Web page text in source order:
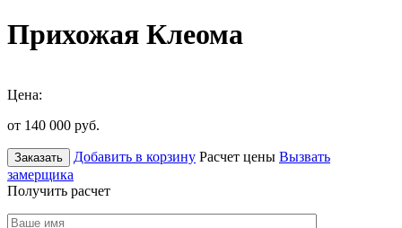
Прихожая Клеома
Цена:
от 140 000 руб.
Заказать Добавить в корзину Расчет цены Вызвать
замерщика
Получить расчет